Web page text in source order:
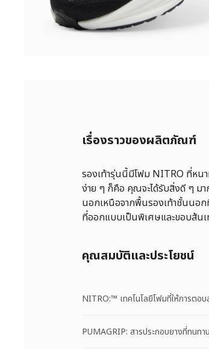
เรื่องราวของผลิตภัณฑ์
รองเท้ารุ่นนี้มีโฟม NITRO ที่ห
ง่าย ๆ ก็คือ คุณจะได้รับสิ่งดี ๆ ม
นอกเหนือจากพื้นรองเท้าชั้นนอ
ที่ออกแบบเป็นพิเศษและขอบส้น
คุณสมบัติและประโยชน์
NITRO:™ เทคโนโลยีโฟมที่ให้การตอ
PUMAGRIP: สารประกอบยางที่ทนท